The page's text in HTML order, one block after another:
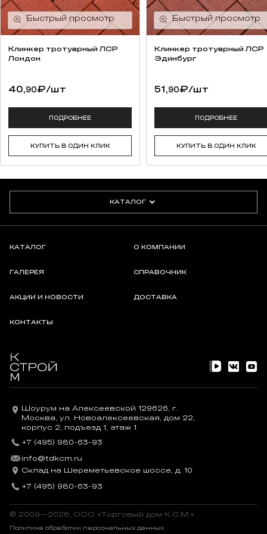
Облицовка без риска
Чтобы предотвратить слишком медленное схватывание
раствора (в экстремальном случае — «всплывание» камня) или
слишком быстрое схватывание (в экстремальном случае —
«сгорание» раствора), раствор должен выбираться
в зависимости от абсорбирующих свойств камня. Для этого
V.O.R. (V.O.R. — «Облицовка без риска»). Кладочные растворы
по водопоглощению кирпича, указываемые производителем.
Последующая расшивка швов
Санация и ремонт лицевых кирпичных фасадов, последующая
расшивка швов
архитектуры видно, что фасады из лицевого кирпича имеют
почти неограниченный срок службы. Однако, вследствие
Клинкер тротуарный ЛСР
Лондон
40,90₽/шт
ПОДРОБНЕЕ
КУПИТЬ В ОДИН КЛИК
Клинкер тротуарный ЛСР
Эдинбург
51,90₽/шт
ПОДРОБНЕЕ
КУПИТЬ В ОДИН КЛИК
КАТАЛОГ
КАТАЛОГ О КОМПАНИИ
ГАЛЕРЕЯ СПРАВОЧНИК
АКЦИИ И НОВОСТИ ДОСТАВКА
КОНТАКТЫ
Шоурум на Алексеевской 129626, г.
Москва, ул. Новоалексеевская, дом 22,
корпус 2, подъезд 1, этаж 1
+7 (495) 980-63-93
info@tdkcm.ru
Склад на Шереметьевское шоссе, д. 10
+7 (495) 980-63-93
© 2009—2026, OOO «Торговый дом К.С.М.»
Политика обработки персональных данных